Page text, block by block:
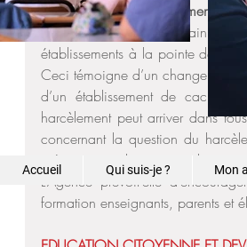
✅ Label Non au harcèlement
Le gouvernement est en train de
établissements à la pointe dans
Ceci témoigne d’un changement
d’un établissement de cacher
harcèlement peut arriver dans
concernant la question du
prévention et de prise en charge.
L’Agence prévoit-elle
formation enseignants, parents et
Accueil Qui suis-je ? Mon